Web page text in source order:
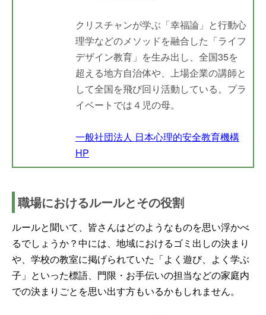
クリスチャンが学ぶ「幸福論」と行動心
理学などのメソッドを融合した「ライフ
デザイン教育」を生み出し、全国35を
超える地方自治体や、上場企業の講師と
して全国を飛び回り活動している。プラ
イベートでは４児の母。
一般社団法人 日本心理的安全教育機構
HP
職場におけるルールとその役割
ルールと聞いて、皆さんはどのようなものを思い浮かべ
るでしょうか？中には、地域におけるゴミ出しの決まり
や、学校の教室に掲げられていた「よく遊び、よく学ぶ
子」といった標語、門限・お手伝いの担当などの家庭内
での決まりごとを思い出す方もいるかもしれません。